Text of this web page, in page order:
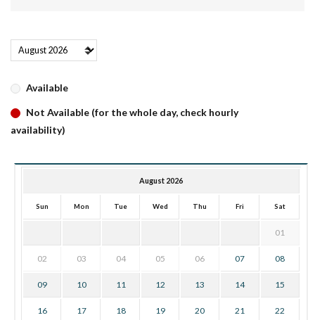
Available
Not Available (for the whole day, check hourly
availability)
August 2026
Sun Mon Tue Wed Thu Fri Sat
01
02 03 04 05 06 07 08
09 10 11 12 13 14 15
16 17 18 19 20 21 22